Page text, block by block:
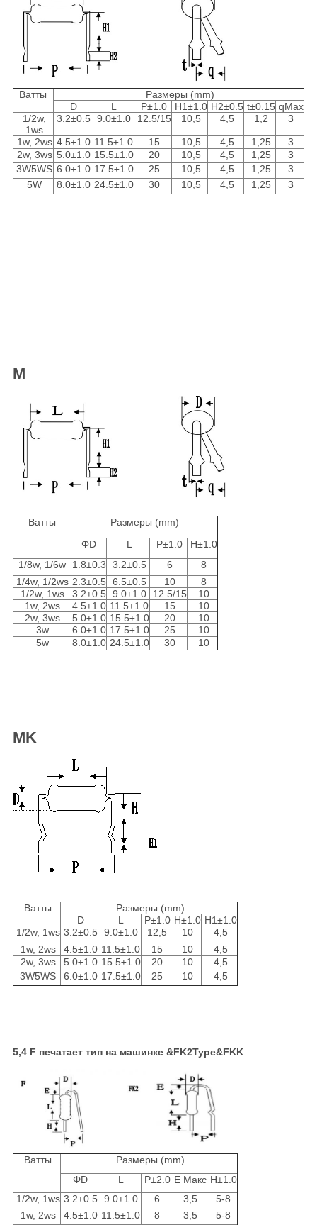
Ватты
Размеры (mm)
D
L P±1.0 H1±1.0 H2±0.5 t±0.15 qMax
1/2w,
1ws
3.2±0.5 9.0±1.0 12.5/15 10,5 4,5 1,2 3
1w, 2ws 4.5±1.0 11.5±1.0 15 10,5 4,5 1,25
3
2w, 3ws 5.0±1.0 15.5±1.0 20 10,5 4,5 1,25
3
3W5WS 6.0±1.0 17.5±1.0 25 10,5 4,5 1,25
3
5W
8.0±1.0 24.5±1.0 30 10,5 4,5 1,25 3
M
Ватты
Размеры (mm)
ΦD
L P±1.0
H±1.0
1/8w, 1/6w
1.8±0.3 3.2±0.5 6
8
1/4w, 1/2ws 2.3±0.5 6.5±0.5 10
8
1/2w, 1ws
3.2±0.5 9.0±1.0 12.5/15
10
1w, 2ws
4.5±1.0 11.5±1.0 15
10
2w, 3ws
5.0±1.0 15.5±1.0 20
10
3w
6.0±1.0 17.5±1.0 25
10
5w
8.0±1.0 24.5±1.0 30 10
MK
Ватты
Размеры (mm)
D
L P±1.0 H±1.0 H1±1.0
1/2w, 1ws 3.2±0.5 9.0±1.0 12,5 10
4,5
1w, 2ws
4.5±1.0 11.5±1.0 15 10
4,5
2w, 3ws
5.0±1.0 15.5±1.0 20 10
4,5
3W5WS
6.0±1.0 17.5±1.0 25 10 4,5
5,4 F печатает тип на машинке &FK2Type&FKK
Ватты
Размеры (mm)
ΦD
L P±2.0 E Макс H±1.0
1/2w, 1ws 3.2±0.5 9.0±1.0 6 3,5
5-8
1w, 2ws
4.5±1.0 11.5±1.0 8 3,5 5-8